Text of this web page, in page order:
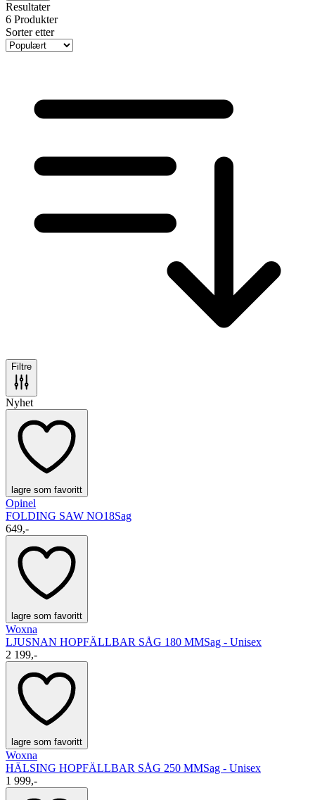
Resultater
6 Produkter
Sorter etter
Filtre
Nyhet
lagre som favoritt
Opinel
FOLDING SAW NO18Sag
649,-
lagre som favoritt
Woxna
LJUSNAN HOPFÄLLBAR SÅG 180 MMSag - Unisex
2 199,-
lagre som favoritt
Woxna
HÄLSING HOPFÄLLBAR SÅG 250 MMSag - Unisex
1 999,-